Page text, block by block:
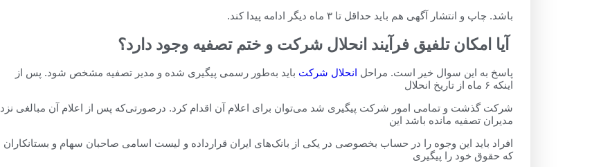
باشد. چاپ و انتشار آگهی هم باید حداقل تا ۳ ماه دیگر ادامه پیدا کند.
آیا امکان تلفیق فرآیند انحلال شرکت و ختم تصفیه وجود دارد؟
پاسخ به این سوال خیر است. مراحل انحلال شرکت باید به‌طور رسمی پیگیری شده و مدیر تصفیه مشخص شود. پس از
اینکه ۶ ماه از تاریخ انحلال
شرکت گذشت و تمامی امور شرکت پیگیری شد می‌توان برای اعلام آن اقدام کرد. درصورتی‌که پس ‌از اعلام آن مبالغی نزد
مدیران تصفیه مانده باشد این
افراد باید این وجوه را در حساب بخصوصی در یکی از بانک‌های ایران قرارداده و لیست اسامی صاحبان سهام و بستانکاران
که حقوق خود را پیگیری